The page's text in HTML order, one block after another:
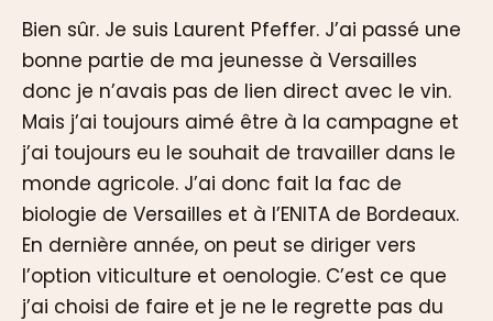
Bien sûr. Je suis Laurent Pfeffer. J’ai passé une
bonne partie de ma jeunesse à Versailles
donc je n’avais pas de lien direct avec le vin.
Mais j’ai toujours aimé être à la campagne et
j’ai toujours eu le souhait de travailler dans le
monde agricole. J’ai donc fait la fac de
biologie de Versailles et à l’ENITA de Bordeaux.
En dernière année, on peut se diriger vers
l’option viticulture et oenologie. C’est ce que
j’ai choisi de faire et je ne le regrette pas du